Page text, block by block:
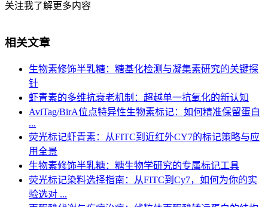
关注我了解更多内容
相关文章
生物素修饰半乳糖：糖基化检测与凝集素研究的关键探
针
虾青素的多维抗衰老机制：超越单一抗氧化的新认知
AviTag/BirA位点特异性生物素标记：如何精准保留蛋白
...
荧光标记虾青素：从FITC到近红外CY7的标记策略与应
用全景
生物素修饰半乳糖：糖生物学研究的专属标记工具
荧光标记染料选择指南：从FITC到Cy7，如何为你的实
验选对 ...